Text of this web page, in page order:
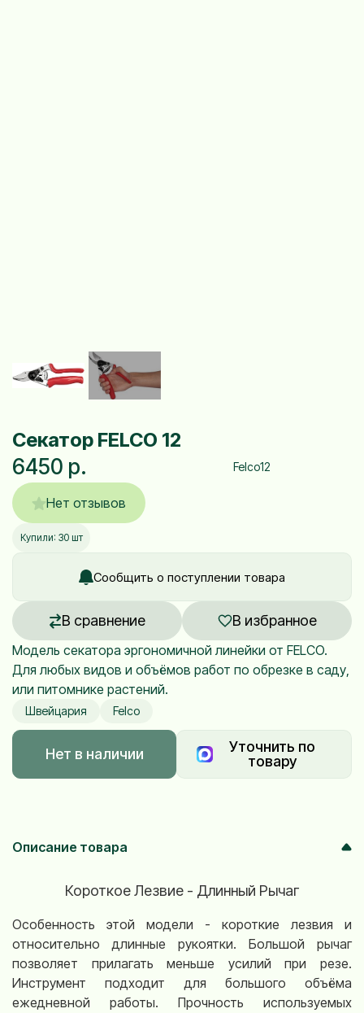
Нет отзывов
Купили: 30 шт
Сообщить о поступлении товара
В сравнение В избранное
Секатор FELCO 12
6450 р. Felco12
Модель секатора эргономичной линейки от FELCO.
Для любых видов и объёмов работ по обрезке в саду,
или питомнике растений.
Швейцария Felco
Нет в наличии
Уточнить по
товару
Описание товара
Короткое Лезвие - Длинный Рычаг
Особенность этой модели - короткие лезвия и
относительно длинные рукоятки. Большой рычаг
позволяет прилагать меньше усилий при резе.
Инструмент подходит для большого объёма
ежедневной работы. Прочность используемых